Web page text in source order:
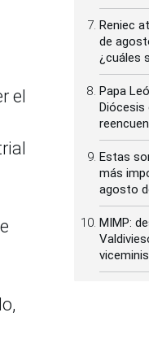
el
Reniec
de
¿cuáles
Papa
Diócesis
Estas
más
agosto
MIMP: